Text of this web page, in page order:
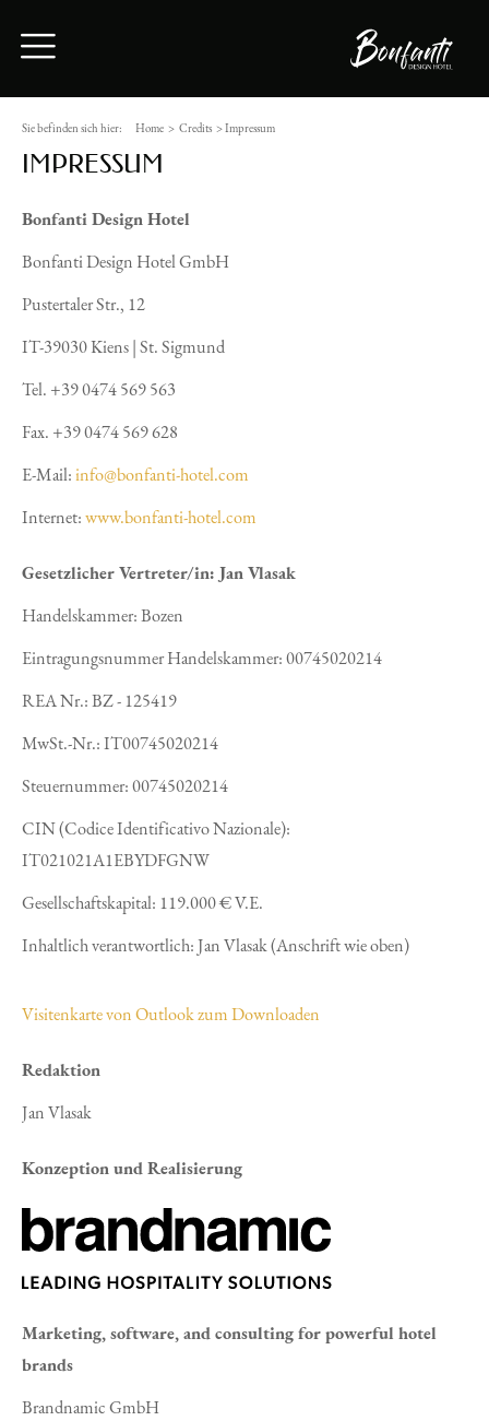
Sie befinden sich hier: Home > Credits >Impressum
IMPRESSUM
Bonfanti Design Hotel
Bonfanti Design Hotel GmbH
Pustertaler Str., 12
IT-39030 Kiens | St. Sigmund
Tel. +39 0474 569 563
Fax. +39 0474 569 628
E-Mail:info@bonfanti-hotel.com
Internet:www.bonfanti-hotel.com
Gesetzlicher Vertreter/in: Jan Vlasak
Handelskammer: Bozen
Eintragungsnummer Handelskammer: 00745020214
REA Nr.: BZ - 125419
MwSt.-Nr.: IT00745020214
Steuernummer: 00745020214
CIN (Codice Identificativo Nazionale):
IT021021A1EBYDFGNW
Gesellschaftskapital: 119.000 € V.E.
Inhaltlich verantwortlich: Jan Vlasak (Anschrift wie oben)
Visitenkarte von Outlook zum Downloaden
Redaktion
Jan Vlasak
Konzeption und Realisierung
Marketing, software, and consulting for powerful hotel
brands
Brandnamic GmbH